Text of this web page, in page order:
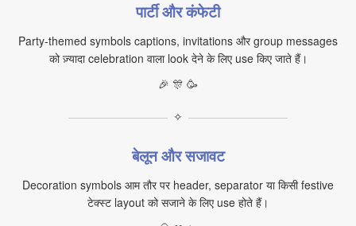
पार्टी और कंफेटी
Party‑themed symbols captions, invitations और group messages
को ज़्यादा celebration वाला look देने के लिए use किए जाते हैं।
🎉 🎊 🥳
✧
बेलून और सजावट
Decoration symbols आम तौर पर header, separator या किसी festive
टेक्स्ट layout को सजाने के लिए use होते हैं।